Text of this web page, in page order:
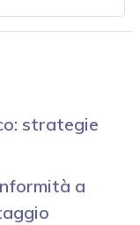
strategie
a